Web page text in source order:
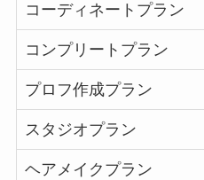
コーディネートプラン
コンプリートプラン
プロフ作成プラン
スタジオプラン
ヘアメイクプラン